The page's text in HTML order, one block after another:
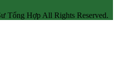
Tổng Hợp All Rights Reserved.